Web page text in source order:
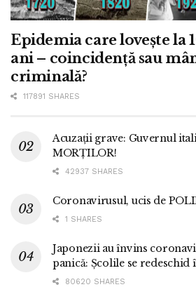
Epidemia care lovește la
ani – coincidență sau
criminală?
117891 SHARES
Acuzații grave: Guvernul
MORȚILOR!
42937 SHARES
Coronavirusul, ucis de
1 SHARES
Japonezii au învins
panică: Școlile se redeschid
80620 SHARES